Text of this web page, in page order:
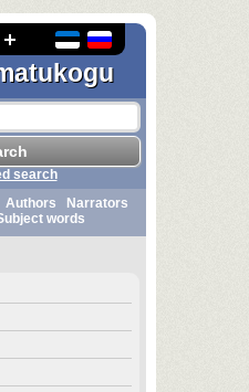
search
Authors
Narrators
words